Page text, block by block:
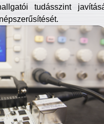
tudásszint